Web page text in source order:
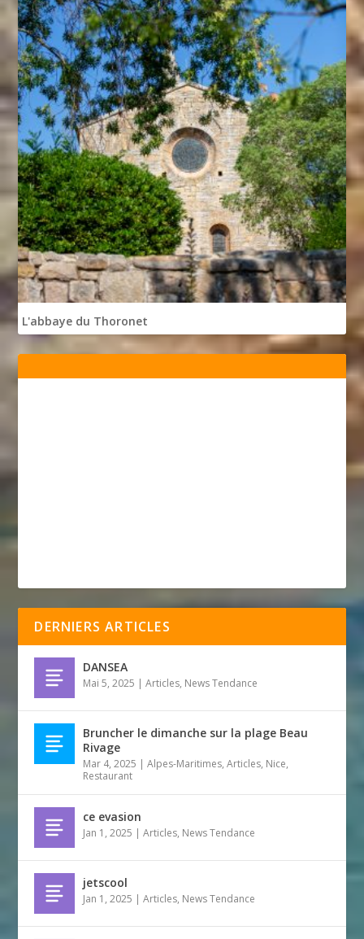
L'abbaye du Thoronet
DERNIERS ARTICLES
DANSEA
Mai 5, 2025 |Articles, News Tendance
Bruncher le dimanche sur la plage Beau
Rivage
Mar 4, 2025 |Alpes-Maritimes,Articles, Nice,
Restaurant
ce evasion
Jan 1, 2025 |Articles, News Tendance
jetscool
Jan 1, 2025 |Articles, News Tendance